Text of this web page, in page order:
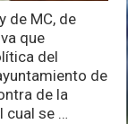
de MC, de
que
del
de
de la
cual se …